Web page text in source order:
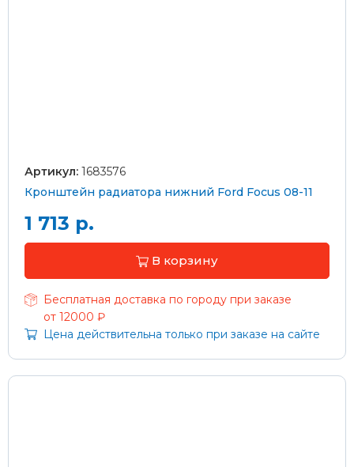
Артикул: 1683576
Кронштейн радиатора нижний Ford Focus 08-11
1 713 р.
В корзину
Бесплатная доставка по городу при заказе
от 12000 ₽
Цена действительна только при заказе на сайте